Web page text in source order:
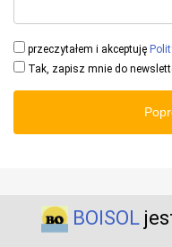
przeczytałem i akceptuję
Tak, zapisz mnie do
BOISOL